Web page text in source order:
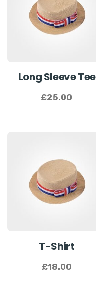
Long Sleeve Tee
£25.00
T-Shirt
£18.00